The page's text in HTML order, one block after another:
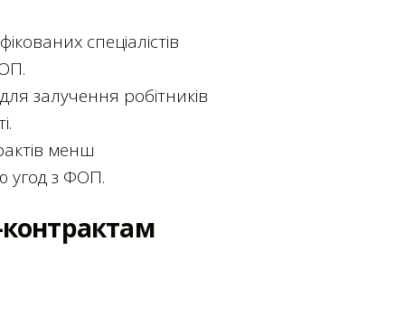
спеціалістів
залучення робітників
менш
угод з ФОП.
контрактам